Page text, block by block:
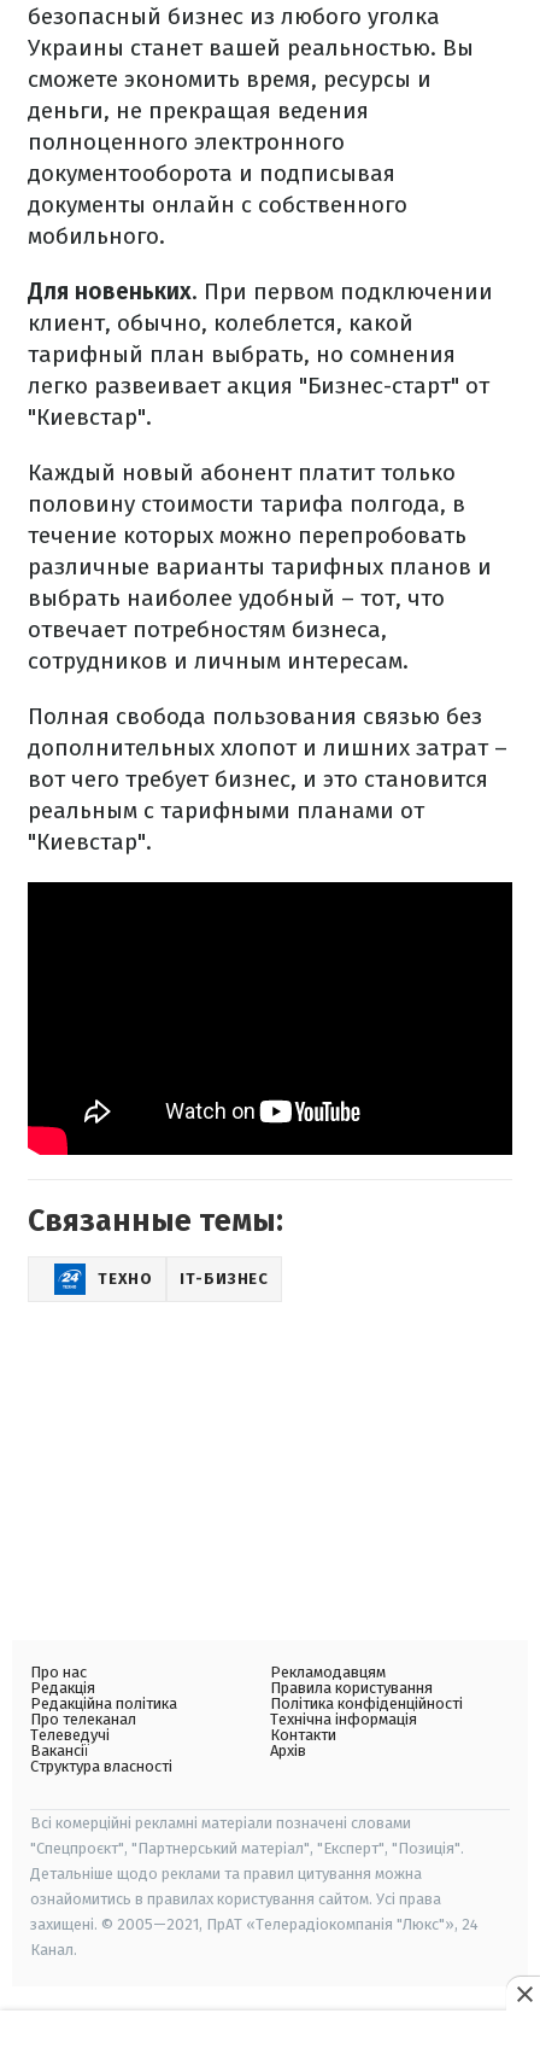
безопасный бизнес из любого уголка
Украины станет вашей реальностью. Вы
сможете экономить время, ресурсы и
деньги, не прекращая ведения
полноценного электронного
документооборота и подписывая
документы онлайн с собственного
мобильного.
Для новеньких. При первом подключении
клиент, обычно, колеблется, какой
тарифный план выбрать, но сомнения
легко развеивает акция "Бизнес-старт" от
"Киевстар".
Каждый новый абонент платит только
половину стоимости тарифа полгода, в
течение которых можно перепробовать
различные варианты тарифных планов и
выбрать наиболее удобный – тот, что
отвечает потребностям бизнеса,
сотрудников и личным интересам.
Полная свобода пользования связью без
дополнительных хлопот и лишних затрат –
вот чего требует бизнес, и это становится
реальным с тарифными планами от
"Киевстар".
Связанные темы:
ТЕХНО IT-БИЗНЕС
Про нас
Редакція
Редакційна політика
Про телеканал
Телеведучі
Вакансії
Структура власності
Рекламодавцям
Правила користування
Політика конфіденційності
Технічна інформація
Контакти
Архів
Всі комерційні рекламні матеріали позначені словами
"Спецпроєкт", "Партнерський матеріал", "Експерт", "Позиція".
Детальніше щодо реклами та правил цитування можна
ознайомитись в правилах користування сайтом. Усі права
захищені. © 2005—2021, ПрАТ «Телерадіокомпанія "Люкс"», 24
Канал.